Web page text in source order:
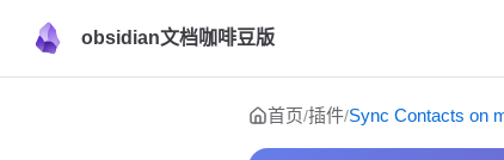
obsidian文档咖啡豆版
Skip to content
首页/插件/Sync Contacts on